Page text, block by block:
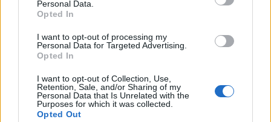
Personal Data.
Opted In
I want to opt-out of processing my
Personal Data for Targeted Advertising.
Opted In
I want to opt-out of Collection, Use,
Retention, Sale, and/or Sharing of my
Personal Data that Is Unrelated with the
Purposes for which it was collected.
Opted Out